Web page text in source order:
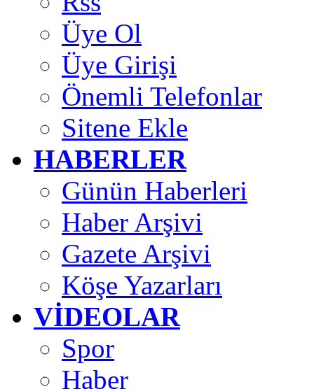
Üye Ol
Üye Girişi
Önemli Telefonlar
Sitene Ekle
HABERLER
Günün Haberleri
Haber Arşivi
Gazete Arşivi
Köşe Yazarları
VİDEOLAR
Spor
Haber